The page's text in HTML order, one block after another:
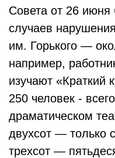
Совета от 26
случаев
им. Горького —
например,
изучают «Краткий
250 человек -
драматическом
двухсот — только
трехсот —